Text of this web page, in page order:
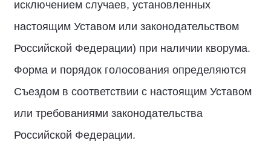
исключением случаев, установленных
настоящим Уставом или законодательством
Российской Федерации) при наличии кворума.
Форма и порядок голосования определяются
Съездом в соответствии с настоящим Уставом
или требованиями законодательства
Российской Федерации.